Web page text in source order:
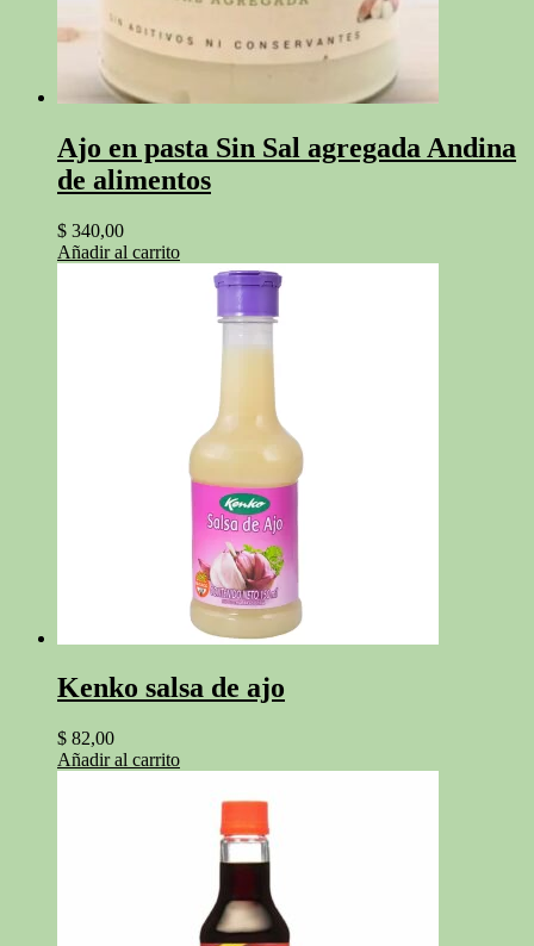
Ajo en pasta Sin Sal agregada Andina
de alimentos
$ 340,00
Añadir al carrito
Kenko salsa de ajo
$ 82,00
Añadir al carrito